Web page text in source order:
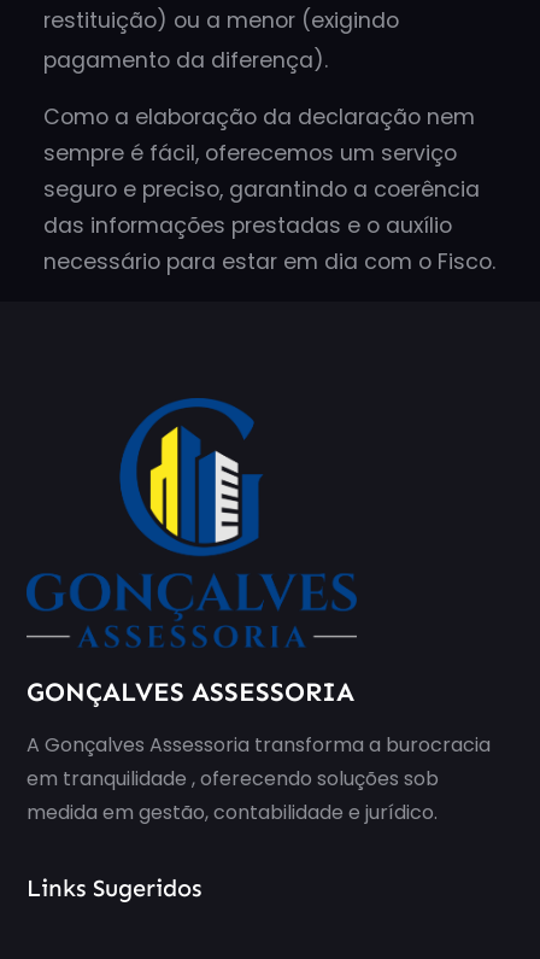
restituição) ou a menor (exigindo
pagamento da diferença).
Como a elaboração da declaração nem
sempre é fácil, oferecemos um serviço
seguro e preciso, garantindo a coerência
das informações prestadas e o auxílio
necessário para estar em dia com o Fisco.
GONÇALVES ASSESSORIA
A Gonçalves Assessoria transforma a burocracia
em tranquilidade , oferecendo soluções sob
medida em gestão, contabilidade e jurídico.
Links Sugeridos